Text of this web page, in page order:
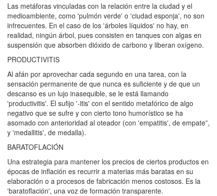
Las metáforas vinculadas con la relación entre la ciudad y el
medioambiente, como 'pulmón verde' o 'ciudad esponja', no son
infrecuentes. En el caso de los 'árboles líquidos' no hay, en
realidad, ningún árbol, pues consisten en tanques con algas en
suspensión que absorben dióxido de carbono y liberan oxígeno.
PRODUCTIVITIS
Al afán por aprovechar cada segundo en una tarea, con la
sensación permanente de que nunca es suficiente y de que un
descanso es un lujo inasequible, se le está llamando
'productivitis'. El sufijo '-itis' con el sentido metafórico de algo
negativo que se sufre y con cierto tono humorístico se ha
asomado con anterioridad al oteador (con 'empatitis', de empate”,
y 'medallitis', de medalla).
BARATOFLACIÓN
Una estrategia para mantener los precios de ciertos productos en
épocas de inflación es recurrir a materias más baratas en su
elaboración o a procesos de fabricación menos costosos. Es la
'baratoflación', una voz de formación transparente.